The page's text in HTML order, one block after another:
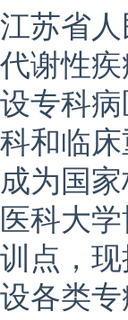
江苏省人
代谢性
设专科病
科和临
成为国
医科大
训点，
设各类